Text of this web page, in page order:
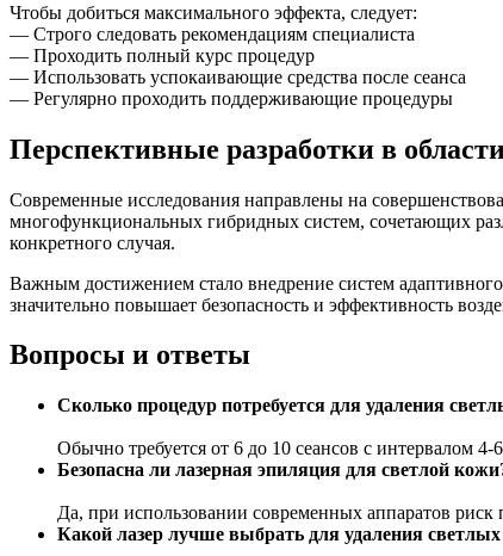
Чтобы добиться максимального эффекта, следует:
— Строго следовать рекомендациям специалиста
— Проходить полный курс процедур
— Использовать успокаивающие средства после сеанса
— Регулярно проходить поддерживающие процедуры
Перспективные разработки в
Современные исследования направлены на
многофункциональных гибридных систем, сочетающих
конкретного случая.
Важным достижением стало внедрение систем
значительно повышает безопасность и эффективность
Вопросы и ответы
Сколько процедур потребуется для удаления
Обычно требуется от 6 до 10 сеансов с интервалом
Безопасна ли лазерная эпиляция для светлой
Да, при использовании современных аппаратов
Какой лазер лучше выбрать для удаления светлых